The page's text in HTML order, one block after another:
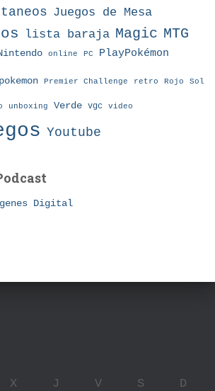
Juegos de Mesa
lista baraja Magic MTG
online PC PlayPokémon
pokemon Premier Challenge retro Rojo Sol
unboxing Verde vgc video
Youtube
Digital
X J V S D